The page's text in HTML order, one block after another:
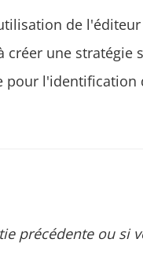
de
créer une stratégie
pour l'identification
précédente ou si